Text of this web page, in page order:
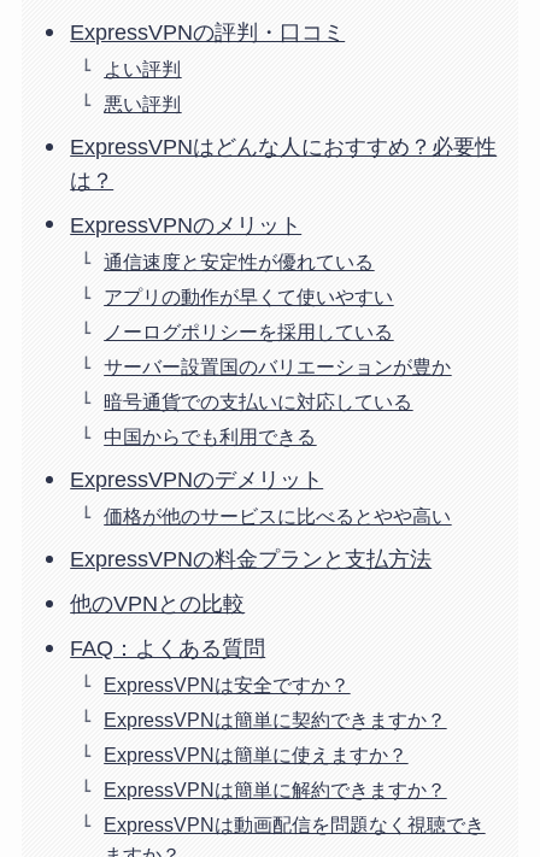
ExpressVPNの評判・口コミ
よい評判
悪い評判
ExpressVPNはどんな人におすすめ？必要性
は？
ExpressVPNのメリット
通信速度と安定性が優れている
アプリの動作が早くて使いやすい
ノーログポリシーを採用している
サーバー設置国のバリエーションが豊か
暗号通貨での支払いに対応している
中国からでも利用できる
ExpressVPNのデメリット
価格が他のサービスに比べるとやや高い
ExpressVPNの料金プランと支払方法
他のVPNとの比較
FAQ：よくある質問
ExpressVPNは安全ですか？
ExpressVPNは簡単に契約できますか？
ExpressVPNは簡単に使えますか？
ExpressVPNは簡単に解約できますか？
ExpressVPNは動画配信を問題なく視聴でき